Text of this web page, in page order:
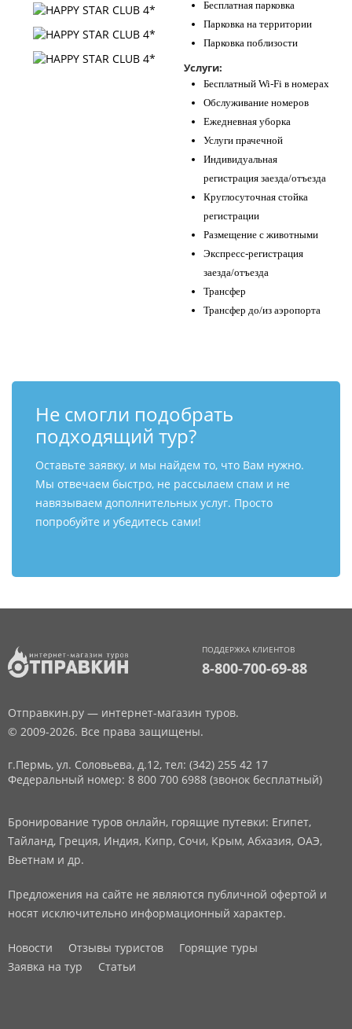
Бесплатная парковка
Парковка на территории
Парковка поблизости
Услуги:
Бесплатный Wi-Fi в номерах
Обслуживание номеров
Ежедневная уборка
Услуги прачечной
Индивидуальная
регистрация заезда/отъезда
Круглосуточная стойка
регистрации
Размещение с животными
Экспресс-регистрация
заезда/отъезда
Трансфер
Трансфер до/из аэропорта
Не смогли подобрать
подходящий тур?
Оставьте заявку, и мы найдем то, что Вам нужно.
Мы отвечаем быстро, не рассылаем спам и не
навязываем дополнительных услуг. Просто
попробуйте и убедитесь сами!
ПОДДЕРЖКА КЛИЕНТОВ
8-800-700-69-88
Отправкин.ру — интернет-магазин туров.
© 2009-2026. Все права защищены.
г.Пермь, ул. Соловьева, д.12, тел: (342) 255 42 17
Федеральный номер: 8 800 700 6988 (звонок бесплатный)
Бронирование туров онлайн, горящие путевки: Египет,
Тайланд, Греция, Индия, Кипр, Сочи, Крым, Абхазия, ОАЭ,
Вьетнам и др.
Предложения на сайте не являются публичной офертой и
носят исключительно информационный характер.
Новости Отзывы туристов
Горящие туры
Заявка на тур
Статьи